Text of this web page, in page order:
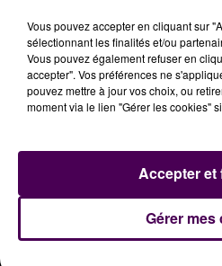
16h33
16h33
JENNIFER LOPEZ & DAVID
16h29
16h29
LOUANE
Vous pouvez accepter en cliquant sur
sélectionnant les finalités et/ou
Vous pouvez également refuser en
accepter". Vos préférences ne
pouvez mettre à jour vos choix, ou
moment via le lien "Gérer les cookies"
Gérer mes
Accepter et